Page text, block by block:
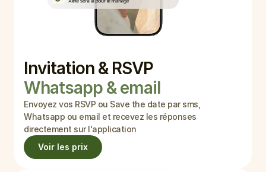
Invitation & RSVP
Whatsapp & email
Envoyez vos RSVP ou Save the date par sms,
Whatsapp ou email et recevez les réponses
directement sur l'application
Voir les prix